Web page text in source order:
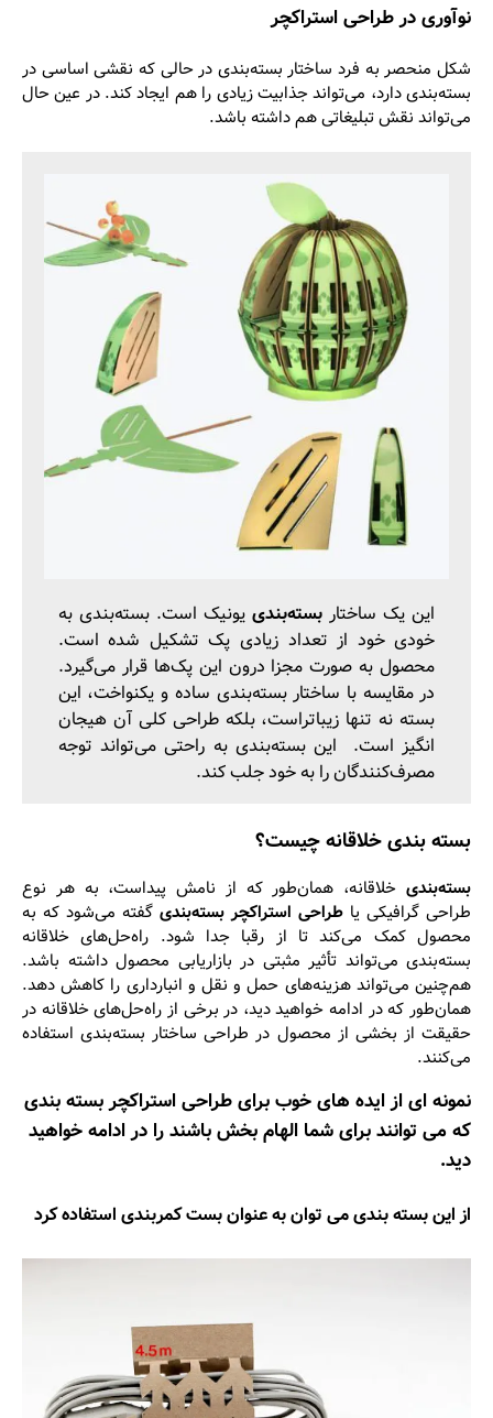
نوآوری در طراحی استراکچر
شکل منحصر به فرد ساختار بسته‌بندی در حالی که نقشی اساسی در
بسته‌بندی دارد، می‌تواند جذابیت زیادی را هم ایجاد کند. در عین حال
می‌تواند نقش تبلیغاتی هم داشته باشد.
این یک ساختار بسته‌بندییونیک است. بسته‌بندی به
خودی خود از تعداد زیادی پک تشکیل شده است.
محصول به صورت مجزا درون این پک‌ها قرار می‌گیرد.
در مقایسه با ساختار بسته‌بندی ساده و یکنواخت، این
بسته نه تنها زیباتراست، بلکه طراحی کلی آن هیجان
انگیز است. این بسته‌بندی به راحتی می‌تواند توجه
مصرف‌کنندگان را به خود جلب کند.
بسته ‌بندی خلاقانه چیست؟
بسته‌بندی خلاقانه، همان‌طور که از نامش پیداست، به هر نوع
طراحی گرافیکی یا طراحی استراکچر بسته‌بندی گفته می‌شود که به
محصول کمک می‌کند تا از رقبا جدا شود. راه‌‌حل‌های خلاقانه
بسته‌بندی می‌تواند تأثیر مثبتی در بازاریابی محصول داشته باشد.
هم‌چنین می‌تواند هزینه‌های حمل و نقل و انبارداری را کاهش دهد.
همان‌طور که در ادامه خواهید دید، در برخی از راه‌‌حل‌های خلاقانه در
حقیقت از بخشی از محصول در طراحی ساختار بسته‌بندی استفاده
می‌کنند.
نمونه ‌ای از ایده‌ های خوب برای طراحی استراکچر بسته‌ بندی
که می‌ توانند برای شما الهام بخش باشند را در ادامه خواهید
دید.
از این بسته‌ بندی می ‌توان به عنوان بست کمربندی استفاده کرد